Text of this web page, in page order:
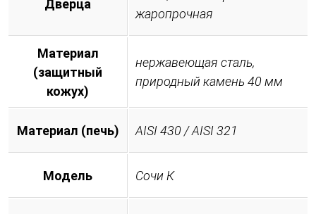
Дверца
жаропрочная
Материал
(защитный
кожух)
нержавеющая сталь,
природный камень 40 мм
Материал (печь) AISI 430 / AISI 321
Модель Сочи К